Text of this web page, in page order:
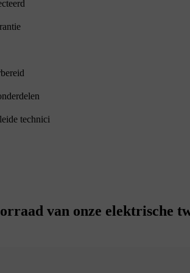
technici
van onze elektrische